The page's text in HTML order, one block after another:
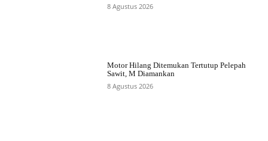
8 Agustus 2026
Motor Hilang Ditemukan Tertutup Pelepah
Sawit, M Diamankan
8 Agustus 2026